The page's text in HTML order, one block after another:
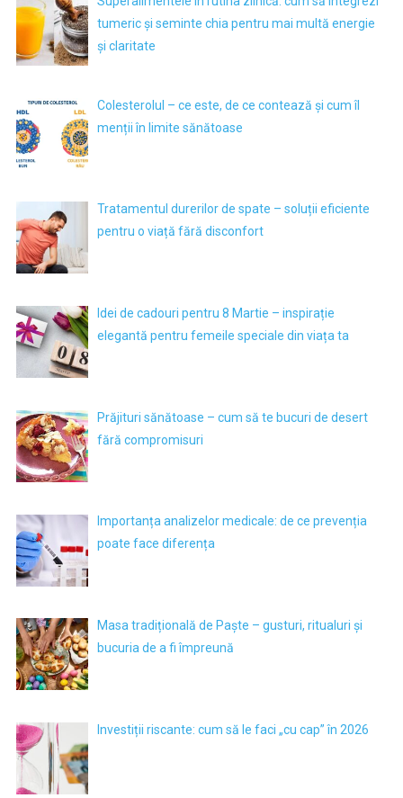
tumeric și seminte chia pentru mai multă energie
și claritate
Colesterolul – ce este, de ce contează și cum îl
menții în limite sănătoase
Tratamentul durerilor de spate – soluții eficiente
pentru o viață fără disconfort
Idei de cadouri pentru 8 Martie – inspirație
elegantă pentru femeile speciale din viața ta
Prăjituri sănătoase – cum să te bucuri de desert
fără compromisuri
Importanța analizelor medicale: de ce prevenția
poate face diferența
Masa tradițională de Paște – gusturi, ritualuri și
bucuria de a fi împreună
Investiții riscante: cum să le faci „cu cap” în 2026